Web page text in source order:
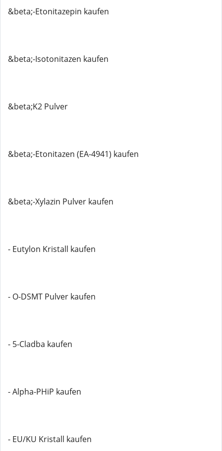
&beta;-Etonitazepin kaufen
&beta;-Isotonitazen kaufen
&beta;K2 Pulver
&beta;-Etonitazen (EA-4941) kaufen
&beta;-Xylazin Pulver kaufen
- Eutylon Kristall kaufen
- O-DSMT Pulver kaufen
- 5-Cladba kaufen
- Alpha-PHiP kaufen
- EU/KU Kristall kaufen